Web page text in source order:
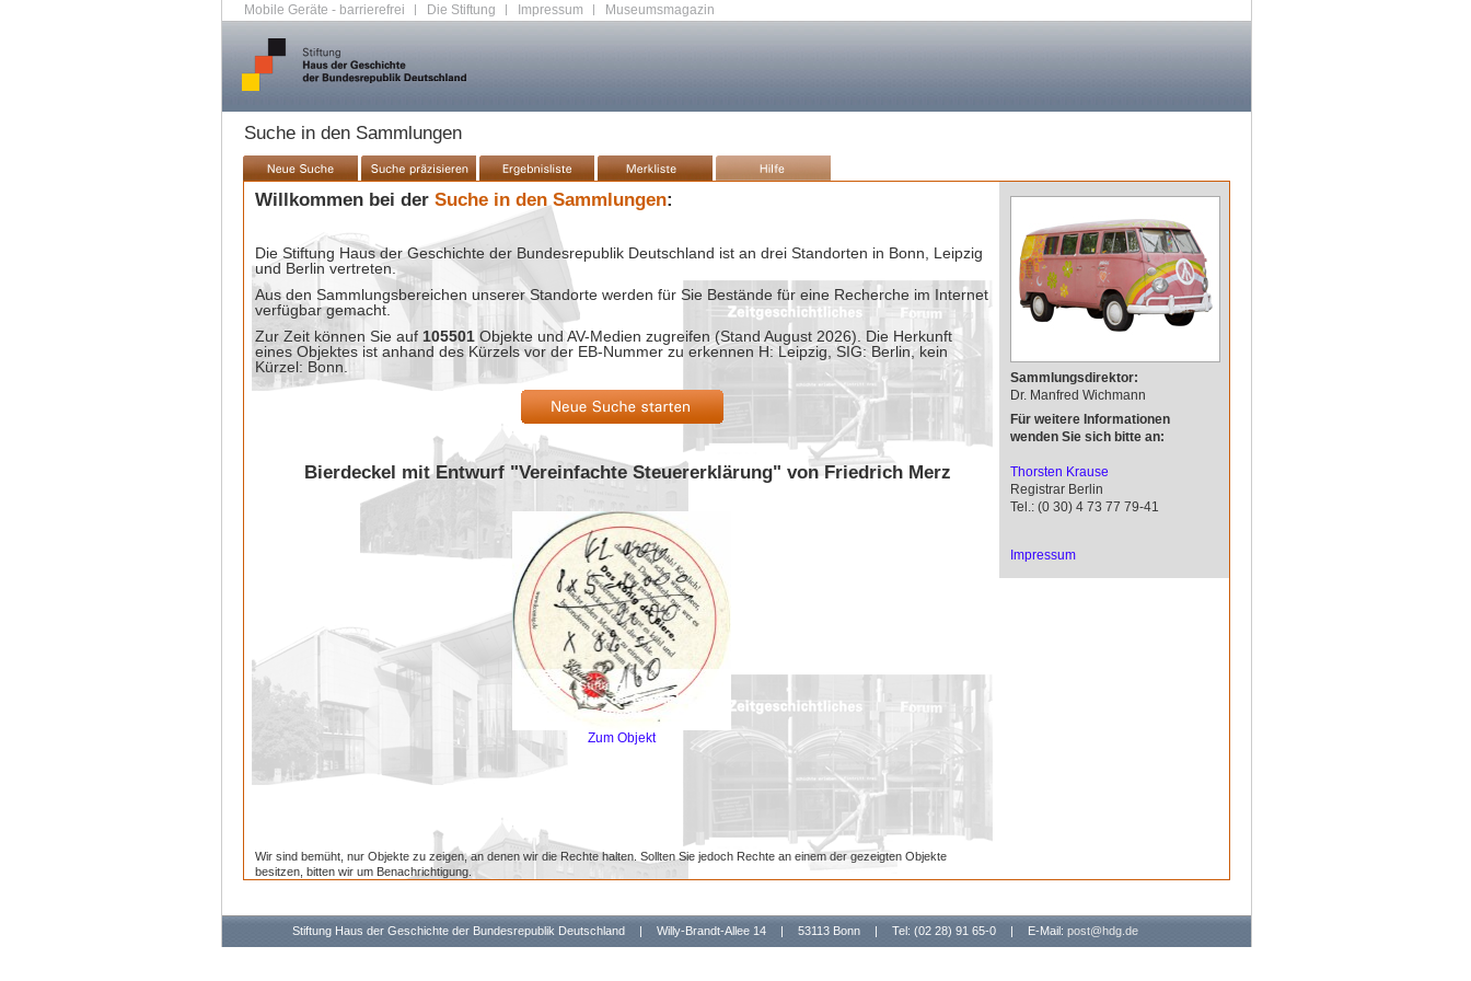
Mobile Geräte - barrierefrei | Die Stiftung | Impressum | Museumsmagazin
Suche in den Sammlungen
Willkommen bei der Suche in den Sammlungen:
Die Stiftung Haus der Geschichte der Bundesrepublik Deutschland ist an drei Standorten in Bonn, Leipzig
und Berlin vertreten.
Aus den Sammlungsbereichen unserer Standorte werden für Sie Bestände für eine Recherche im Internet
verfügbar gemacht.
Zur Zeit können Sie auf 105501 Objekte und AV-Medien zugreifen (Stand August 2026). Die Herkunft
eines Objektes ist anhand des Kürzels vor der EB-Nummer zu erkennen H: Leipzig, SIG: Berlin, kein
Kürzel: Bonn.
Bierdeckel mit Entwurf "Vereinfachte Steuererklärung" von Friedrich Merz
Zum Objekt
Wir sind bemüht, nur Objekte zu zeigen, an denen wir die Rechte halten. Sollten Sie jedoch Rechte an einem der gezeigten Objekte
besitzen, bitten wir um Benachrichtigung.
Sammlungsdirektor:
Dr. Manfred Wichmann
Für weitere Informationen
wenden Sie sich bitte an:
Thorsten Krause
Registrar Berlin
Tel.: (0 30) 4 73 77 79-41
Impressum
Stiftung Haus der Geschichte der Bundesrepublik Deutschland | Willy-Brandt-Allee 14 | 53113 Bonn | Tel: (02 28) 91 65-0 | E-Mail: post@hdg.de